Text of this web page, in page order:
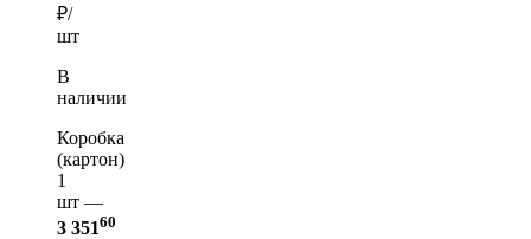
₽/
шт
В
наличии
Коробка
(картон)
1
шт —
3 35160